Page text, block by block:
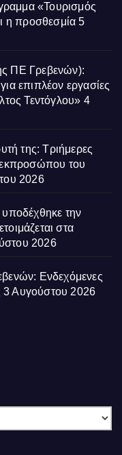
«Τουρισμός
η προσθεσμία 5
ΠΕ Γρεβενών):
επιπλέον εργασίες
Τεντόγλου» 4
της: Τριήμερες
εκπροσώπου του
2026
την
στα
2026
Ενδεχόμενες
3 Αυγούστου 2026